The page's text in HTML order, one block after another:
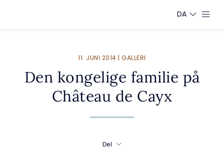
DA
11. JUNI 2014 | GALLERI
Den kongelige familie på
Château de Cayx
Del